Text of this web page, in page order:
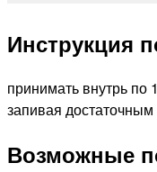
Инструкция
принимать внутрь
запивая
Возможные